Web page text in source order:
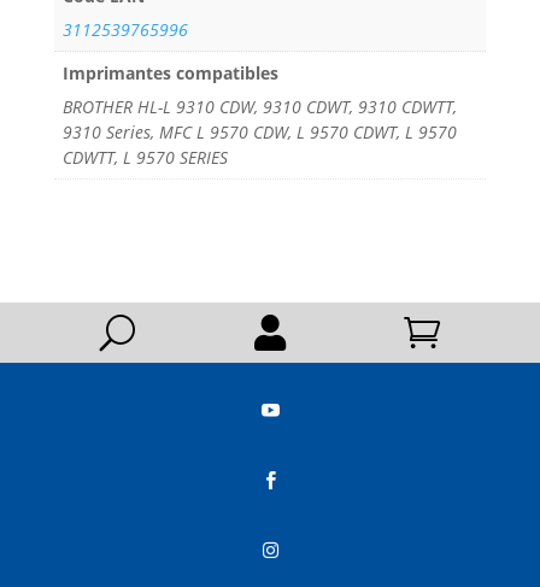
3112539765996
Imprimantes compatibles
BROTHER HL-L 9310 CDW, 9310 CDWT, 9310 CDWTT,
9310 Series, MFC L 9570 CDW, L 9570 CDWT, L 9570
CDWTT, L 9570 SERIES
U  


